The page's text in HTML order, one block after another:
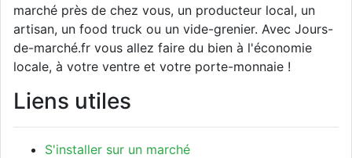
marché près de chez vous, un producteur local, un
artisan, un food truck ou un vide-grenier. Avec Jours-
de-marché.fr vous allez faire du bien à l'économie
locale, à votre ventre et votre porte-monnaie !
Liens utiles
S'installer sur un marché